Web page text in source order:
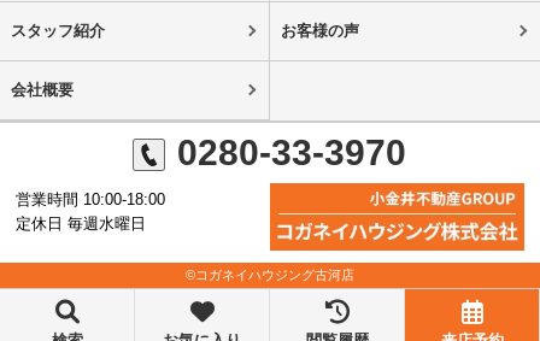
スタッフ紹介 お客様の声
会社概要
0280-33-3970
営業時間 10:00-18:00
定休日 毎週水曜日
©コガネイハウジング古河店